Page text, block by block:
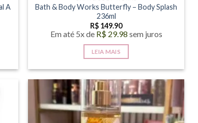
A
Bath & Body Works Butterfly – Body Splash
236ml
R$ 149.90
Em até 5x de R$29.98 sem juros
LEIA MAIS